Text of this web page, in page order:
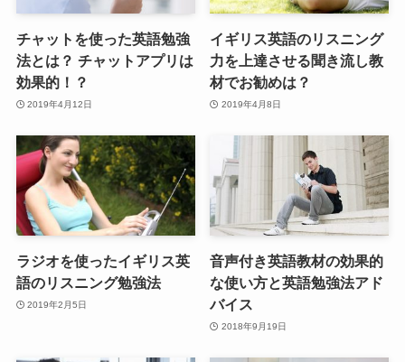
チャットを使った英語勉強
法とは？ チャットアプリは
効果的！？
2019年4月12日
イギリス英語のリスニング
力を上達させる聞き流し教
材でお勧めは？
2019年4月8日
ラジオを使ったイギリス英
語のリスニング勉強法
2019年2月5日
音声付き英語教材の効果的
な使い方と英語勉強法アド
バイス
2018年9月19日